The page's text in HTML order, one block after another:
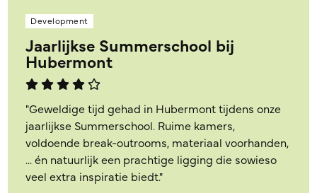
Development
Jaarlijkse Summerschool bij
Hubermont
"Geweldige tijd gehad in Hubermont tijdens onze
jaarlijkse Summerschool. Ruime kamers,
voldoende break-outrooms, materiaal voorhanden,
... én natuurlijk een prachtige ligging die sowieso
veel extra inspiratie biedt."